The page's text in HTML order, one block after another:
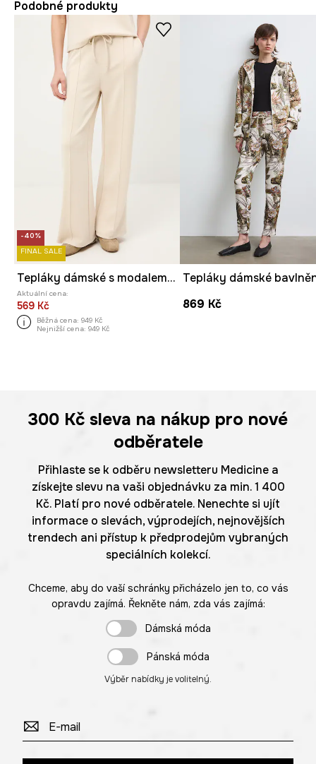
Podobné produkty
-40%
FINAL SALE
Tepláky dámské s modalem hladké
Aktuální cena:
569 Kč
Běžná cena: 949 Kč
Nejnižší cena: 949 Kč
869 Kč
300 Kč sleva na nákup pro nové
odběratele
Přihlaste se k odběru newsletteru Medicine a
získejte slevu na vaši objednávku za min. 1 400
Kč. Platí pro nové odběratele. Nenechte si ujít
informace o slevách, výprodejích, nejnovějších
trendech ani přístup k předprodejům vybraných
speciálních kolekcí.
Chceme, aby do vaší schránky přicházelo jen to, co vás
opravdu zajímá. Řekněte nám, zda vás zajímá:
Dámská móda
Pánská móda
Výběr nabídky je volitelný.